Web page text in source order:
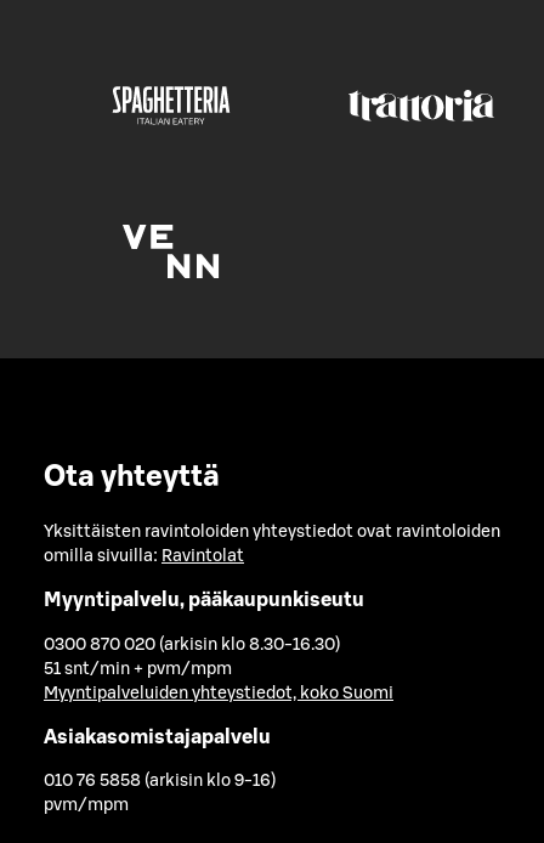
Ota yhteyttä
Yksittäisten ravintoloiden yhteystiedot ovat ravintoloiden
omilla sivuilla: Ravintolat
Myyntipalvelu, pääkaupunkiseutu
0300 870 020 (arkisin klo 8.30-16.30)
51 snt/min + pvm/mpm
Myyntipalveluiden yhteystiedot, koko Suomi
Asiakasomistajapalvelu
010 76 5858 (arkisin klo 9-16)
pvm/mpm